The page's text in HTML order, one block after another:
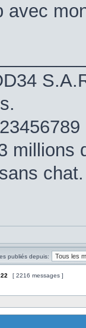
avec
millions
chat.
publiés depuis:
[ 2216 messages ]